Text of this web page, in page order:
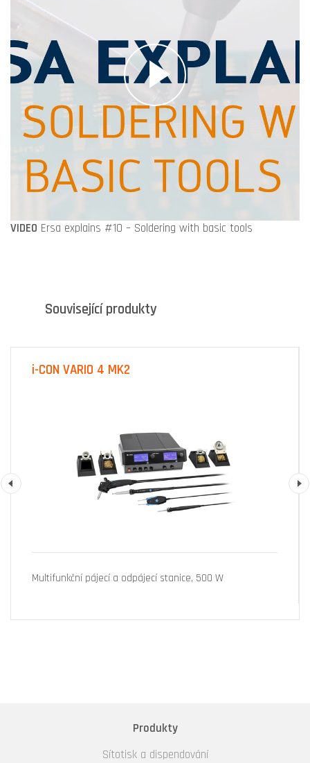
VIDEO Ersa explains #10 – Soldering with basic tools
Související produkty
i-CON VARIO 4 MK2
Multifunkční pájecí a odpájecí stanice, 500 W
Produkty
Sítotisk a dispendování